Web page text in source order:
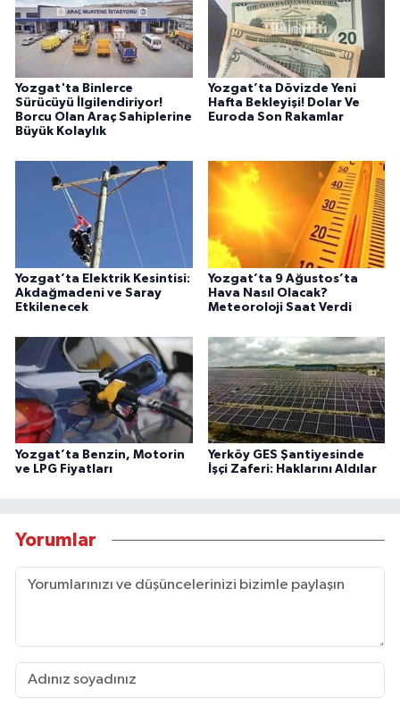
Yozgat'ta Binlerce
Sürücüyü İlgilendiriyor!
Borcu Olan Araç Sahiplerine
Büyük Kolaylık
Yozgat’ta Dövizde Yeni
Hafta Bekleyişi! Dolar Ve
Euroda Son Rakamlar
Yozgat’ta Elektrik Kesintisi:
Akdağmadeni ve Saray
Etkilenecek
Yozgat’ta 9 Ağustos’ta
Hava Nasıl Olacak?
Meteoroloji Saat Verdi
Yozgat’ta Benzin, Motorin
ve LPG Fiyatları
Yerköy GES Şantiyesinde
İşçi Zaferi: Haklarını Aldılar
Yorumlar